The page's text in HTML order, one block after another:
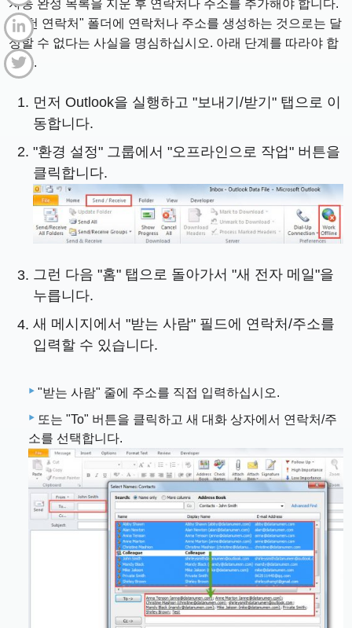
자동 완성 목록을 지운 후 연락처나 주소를 추가해야 합니다.
"추천 연락처" 폴더에 연락처나 주소를 생성하는 것으로는 달
성할 수 없다는 사실을 명심하십시오. 아래 단계를 따라야 합
니다.
먼저 Outlook을 실행하고 "보내기/받기" 탭으로 이
동합니다.
"환경 설정" 그룹에서 "오프라인으로 작업" 버튼을
클릭합니다.
그런 다음 "홈" 탭으로 돌아가서 "새 전자 메일"을
누릅니다.
새 메시지에서 "받는 사람" 필드에 연락처/주소를
입력할 수 있습니다.
"받는 사람" 줄에 주소를 직접 입력하십시오.
또는 "To" 버튼을 클릭하고 새 대화 상자에서 연락처/주
소를 선택합니다.